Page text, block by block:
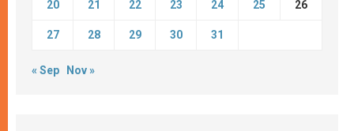
20 21 22 23 24 25 26
27 28 29 30 31
« Sep Nov »